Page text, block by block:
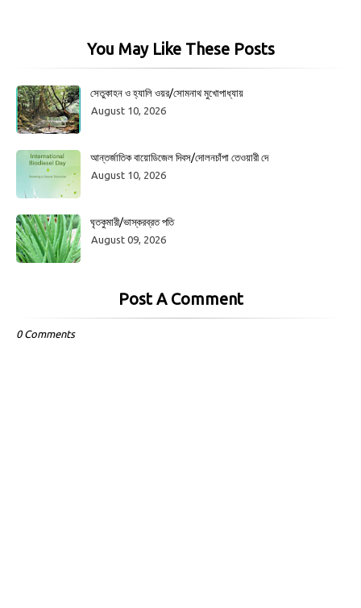
You May Like These Posts
সেতুকাহন ও হ্যালি ওয়র/সোমনাথ মুখোপাধ্যায়
August 10, 2026
আন্তর্জাতিক বায়োডিজেল দিবস/দোলনচাঁপা তেওয়ারী দে
August 10, 2026
ঘৃতকুমারী/ভাস্করব্রত পতি
August 09, 2026
Post A Comment
0 Comments